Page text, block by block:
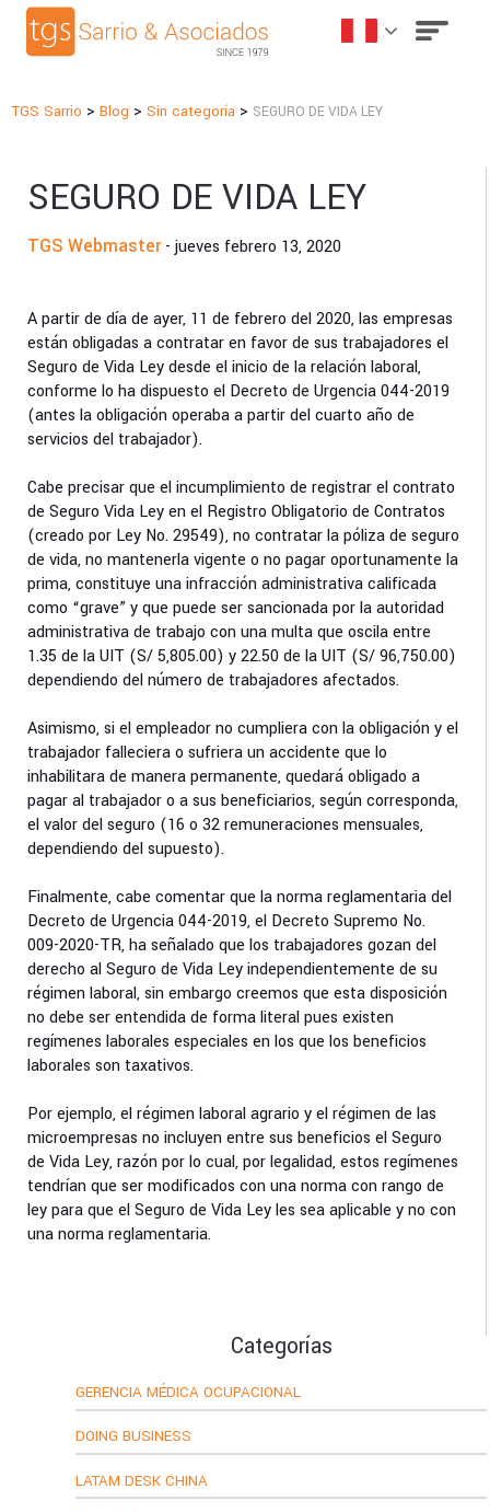
TGS Sarrio >Blog >Sin categoría > SEGURO DE VIDA LEY
SEGURO DE VIDA LEY
TGS Webmaster- jueves febrero 13, 2020
A partir de día de ayer, 11 de febrero del 2020, las empresas
están obligadas a contratar en favor de sus trabajadores el
Seguro de Vida Ley desde el inicio de la relación laboral,
conforme lo ha dispuesto el Decreto de Urgencia 044-2019
(antes la obligación operaba a partir del cuarto año de
servicios del trabajador).
Cabe precisar que el incumplimiento de registrar el contrato
de Seguro Vida Ley en el Registro Obligatorio de Contratos
(creado por Ley No. 29549), no contratar la póliza de seguro
de vida, no mantenerla vigente o no pagar oportunamente la
prima, constituye una infracción administrativa calificada
como “grave” y que puede ser sancionada por la autoridad
administrativa de trabajo con una multa que oscila entre
1.35 de la UIT (S/ 5,805.00) y 22.50 de la UIT (S/ 96,750.00)
dependiendo del número de trabajadores afectados.
Asimismo, si el empleador no cumpliera con la obligación y el
trabajador falleciera o sufriera un accidente que lo
inhabilitara de manera permanente, quedará obligado a
pagar al trabajador o a sus beneficiarios, según corresponda,
el valor del seguro (16 o 32 remuneraciones mensuales,
dependiendo del supuesto).
Finalmente, cabe comentar que la norma reglamentaria del
Decreto de Urgencia 044-2019, el Decreto Supremo No.
009-2020-TR, ha señalado que los trabajadores gozan del
derecho al Seguro de Vida Ley independientemente de su
régimen laboral, sin embargo creemos que esta disposición
no debe ser entendida de forma literal pues existen
regímenes laborales especiales en los que los beneficios
laborales son taxativos.
Por ejemplo, el régimen laboral agrario y el régimen de las
microempresas no incluyen entre sus beneficios el Seguro
de Vida Ley, razón por lo cual, por legalidad, estos regímenes
tendrían que ser modificados con una norma con rango de
ley para que el Seguro de Vida Ley les sea aplicable y no con
una norma reglamentaria.
Categorías
GERENCIA MÉDICA OCUPACIONAL
DOING BUSINESS
LATAM DESK CHINA